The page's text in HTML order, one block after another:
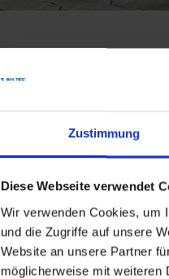
Zustimmung
Diese Webseite verwendet
Wir verwenden Cookies, um
und die Zugriffe auf unsere
Website an unsere Partner
möglicherweise mit weiteren